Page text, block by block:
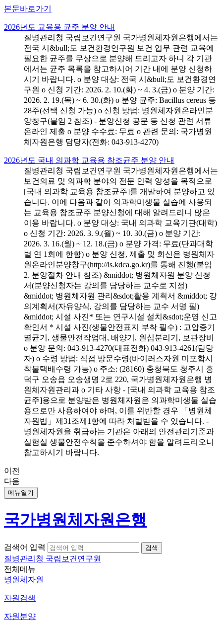
본문바로가기
2026년도 교육용 균주 분양 안내
질병관리청 국립보건연구원 국가병원체자원은행에서는
전국 시&bull;도 보건환경연구원 보건 업무 관련 교육에
필요한 균주를 무상으로 분양해 드리고자 하니 각 기관
에서는 균주 목록을 참고하시어 기간 내에 분양 신청하
시기 바랍니다. o 분양 대상: 전국 시&bull;도 보건환경연
구원 o 신청 기간: 2026. 2. 10.(화) ~ 4. 3.(금) o 분양 기간:
2026. 2. 19.(목) ~ 6. 30.(화) o 분양 균주: Bacillus cereus 등
28주(선택 신청 가능) o 신청 방법: 병원체자원온라인분
양창구(붙임 2 참조) - 분양신청 공문 등 신청 관련 서류
온라인 제출 o 분양 수수료: 무료 o 관련 문의: 국가병원
체자원은행 담당자(전화: 043-913-4270)
2026년도 국내 의과학 교육용 참조균주 분양 안내
질병관리청 국립보건연구원 국가병원체자원은행에서는
보건의료 및 의과학 분야의 전문 인력 양성을 목적으로
[국내 의과학 교육용 참조균주]를 개발하여 분양하고 있
습니다. 이에 다음과 같이 의과학미생물 실습에 사용되
는 교육용 참조균주 분양신청에 대해 알려드리니 많은
이용 바랍니다. o 분양 대상: 국내 의과학 교육기관(대학)
o 신청 기간: 2026. 3. 9.(월) ~ 10. 30.(금) o 분양 기간:
2026. 3. 16.(월) ~ 12. 18.(금) o 분양 가격: 무료(단과대학
별 연 1회에 한함) o 분양 신청, 제출 및 회신은 병원체자
원온라인분양창구(http://is.kdca.go.kr)를 통해 진행(붙임
2. 분양절차 안내 참조) &middot; 병원체자원 분양 신청
서(분양신청자는 강의를 담당하는 교수로 지정)
&middot; 병원체자원 관리&sdot;활용 계획서 &middot; 강
의계획서(자유양식, 강의를 담당하는 교수 서명 필)
&middot; 시설 사진* 또는 연구시설 설치&sdot;운영 신고
확인서 * 시설 사진(생물안전표지 부착 필수) : 고압증기
멸균기, 생물안전작업대, 배양기, 원심분리기, 보관장비
o 분양 문의: 043-913-4270(대표전화) 043-913-4261(담당
자) o 수령 방법: 직접 방문수령(바이러스자원 미포함시
착불택배수령 가능) o 주소: (28160) 충청북도 청주시 흥
덕구 오송읍 오송생명 2로 220, 국가병원체자원은행 병
원체자원관리과 o 기타 사항 - [국내 의과학 교육용 참조
균주]용으로 분양받은 병원체자원은 의과학미생물 실습
용으로만 사용하여야 하며, 이를 위반할 경우 「병원체
자원법」제31조제1항에 따라 처벌받을 수 있습니다. -
병원체자원을 취급하는 기관은 아래의 안전관리기준과
실험실 생물안전수칙을 준수하셔야 함을 알려드리오니
참고하시기 바랍니다.
이전
다음
메뉴열기
국가병원체자원은행
검색어 입력
질병관리청 국립보건연구원
전체메뉴
병원체자원
자원검색
자원분양